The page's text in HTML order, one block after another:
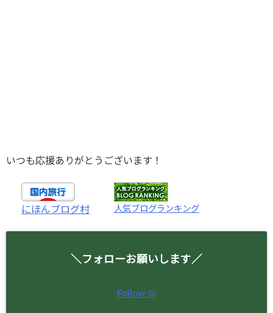
いつも応援ありがとうございます！
にほんブログ村 人気ブログランキング
＼フォローお願いします／
Follow @